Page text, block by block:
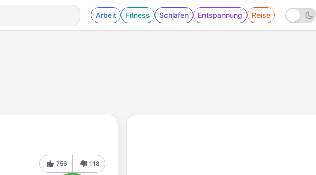
Arbeit Fitness Schlafen Entspannung Reise
756 118